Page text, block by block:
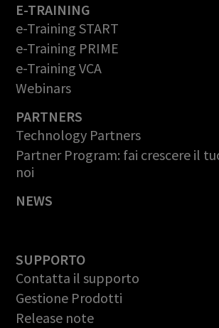
E-TRAINING
e-Training START
e-Training PRIME
e-Training VCA
Webinars
PARTNERS
Technology Partners
Partner Program: fai crescere il
noi
NEWS
SUPPORTO
Contatta il supporto
Gestione Prodotti
Release note